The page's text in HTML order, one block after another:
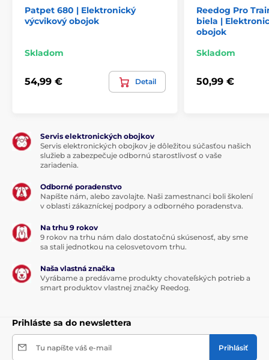
môžete psa trénovať ako vo dne, tak aj v
noci. Na displeji máte všetky ukazovatele - typ
Vodotesnosť
označením IPX7, ktorý je odolný proti
krátkodobému ponoreniu do vody.
Prijímač je chránenýproti krátkodobému ponoreniu
do vody až do hĺbky 1m pod vodnú hladinu po dobu
30 minút. Vysielačka je odolná proti silnému prúdu
striekajúcej vody nevadí sneh alebo bahno, ale
Reedog DT-4200 má
Psíkovi nerobí jeho nosenie problém a
dobre drží na krku. Dĺžka obojku je nastaviteľná od 20
Patpet 680 | Elektronický
výcvikový obojok
Skladom
54,99 € Detail
Reedog Pro
biela |
obojok
Skladom
50,99 €
Servis elektronických obojkov
Servis elektronických obojkov je dôležitou súčasťou našich
služieb a zabezpečuje odbornú starostlivosť o vaše
zariadenia.
Odborné poradenstvo
Napíšte nám, alebo zavolajte. Naši zamestnanci boli školení
v oblasti zákazníckej podpory a odborného poradenstva.
Na trhu 9 rokov
9 rokov na trhu nám dalo dostatočnú skúsenosť, aby sme
sa stali jednotkou na celosvetovom trhu.
Naša vlastná značka
Vyrábame a predávame produkty chovateľských potrieb a
smart produktov vlastnej značky Reedog.
Prihláste sa do newslettera
Tu napíšte váš e-mail Prihlásiť